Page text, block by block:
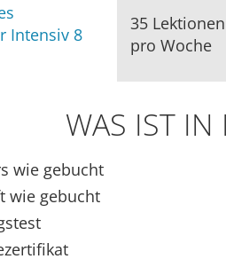
Intensiv 8
35 Lektionen
pro Woche
WAS IST
wie gebucht
wie gebucht